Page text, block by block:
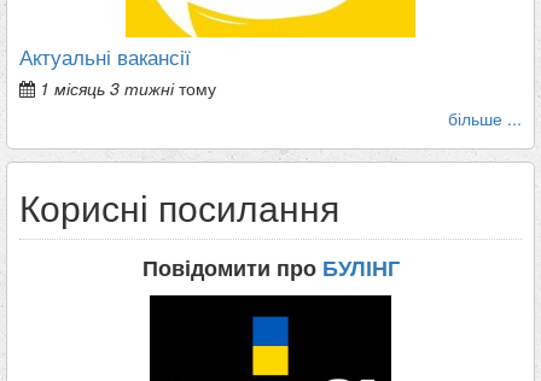
Актуальні вакансії
1 місяць 3 тижнітому
більше ...
Корисні посилання
Повідомити про БУЛІНГ